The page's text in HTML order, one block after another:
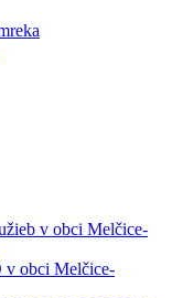
v obci Melčice-
obci Melčice-